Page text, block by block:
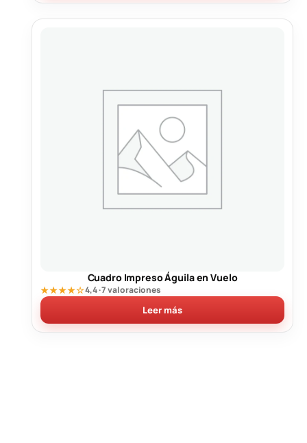
Cuadro Impreso Águila en Vuelo
★★★★☆4,4 · 7 valoraciones
Leer más